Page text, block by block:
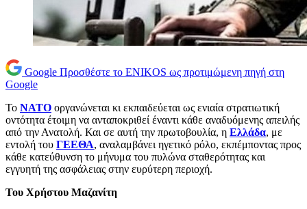
Google Προσθέστε το ENIKOS ως προτιμώμενη πηγή στη
Google
Το NATO οργανώνεται κι εκπαιδεύεται ως ενιαία στρατιωτική
οντότητα έτοιμη να ανταποκριθεί έναντι κάθε αναδυόμενης απειλής
από την Ανατολή. Και σε αυτή την πρωτοβουλία, η Ελλάδα, με
εντολή του ΓΕΕΘΑ, αναλαμβάνει ηγετικό ρόλο, εκπέμποντας προς
κάθε κατεύθυνση το μήνυμα του πυλώνα σταθερότητας και
εγγυητή της ασφάλειας στην ευρύτερη περιοχή.
Του Χρήστου Μαζανίτη